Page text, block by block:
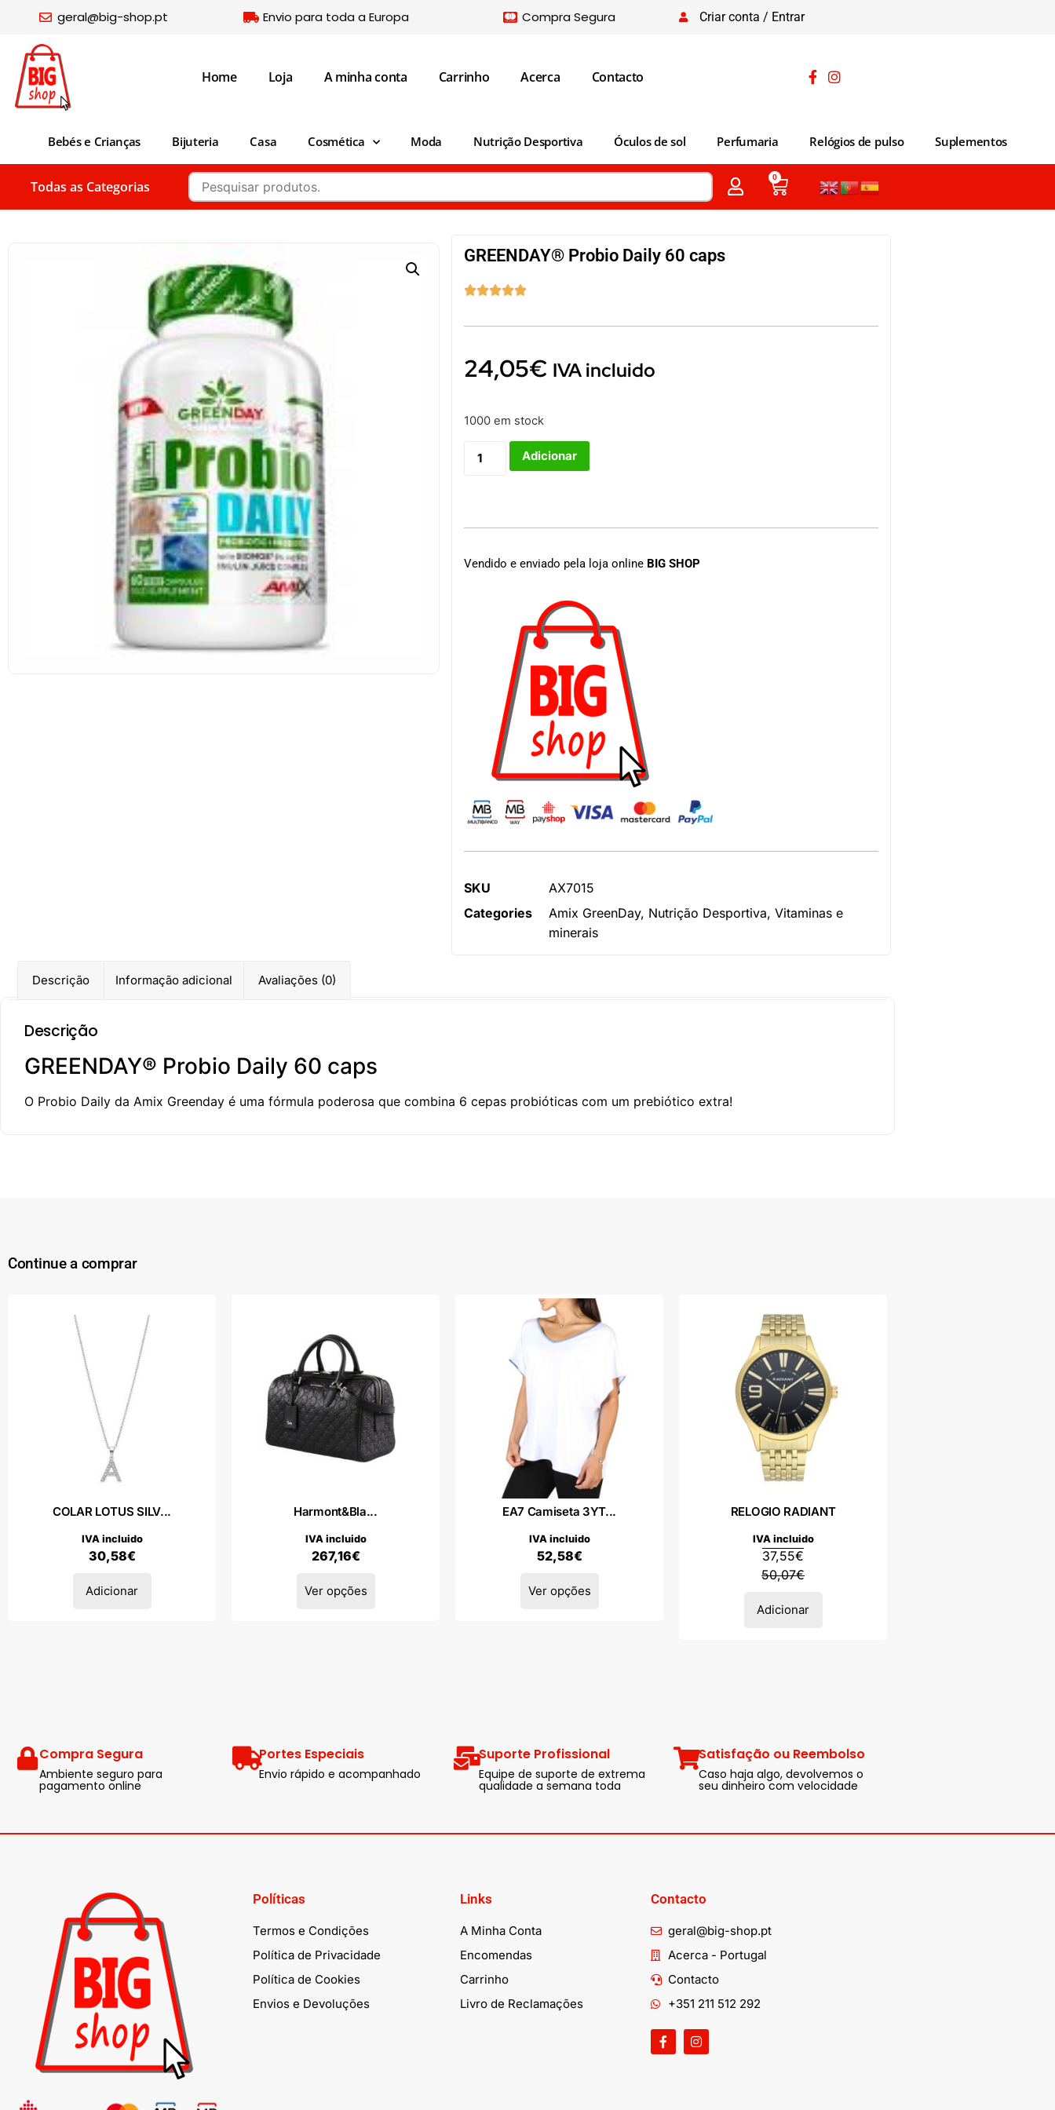
geral@big-shop.pt Envio para toda a Europa Compra Segura Criar conta / Entrar
Home Loja A minha conta Carrinho Acerca Contacto
Bebés e Crianças Bijuteria Casa Cosmética Moda Nutrição Desportiva Óculos de sol Perfumaria Relógios de pulso Suplementos
Todas as Categorias
0
GREENDAY® Probio Daily 60 caps

24,05€ IVA incluido
1000 em stock
Adicionar
Vendido e enviado pela loja online BIG SHOP
SKU
AX7015
Categories
Amix GreenDay, Nutrição Desportiva, Vitaminas e
minerais
Descrição Informação adicional Avaliações (0)
Descrição
GREENDAY® Probio Daily 60 caps
O Probio Daily da Amix Greenday é uma fórmula poderosa que combina 6 cepas probióticas com um prebiótico extra!
Continue a comprar
COLAR LOTUS SILV...
30,58€
IVA incluido
Adicionar
Harmont&Bla...
267,16€
IVA incluido
Ver opções
EA7 Camiseta 3YT...
52,58€
IVA incluido
Ver opções
RELOGIO RADIANT
50,07€
37,55€
IVA incluido
Adicionar
Compra Segura
Ambiente seguro para
pagamento online
Portes Especiais
Envio rápido e acompanhado
Suporte Profissional
Equipe de suporte de extrema
qualidade a semana toda
Satisfação ou Reembolso
Caso haja algo, devolvemos o
seu dinheiro com velocidade
Políticas
Termos e Condições
Política de Privacidade
Política de Cookies
Envios e Devoluções
Links
A Minha Conta
Encomendas
Carrinho
Livro de Reclamações
Contacto
geral@big-shop.pt
Acerca - Portugal
Contacto
+351 211 512 292